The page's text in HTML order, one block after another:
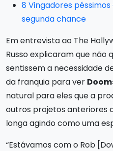
8 Vingadores
segunda chance
Em entrevista ao The
Russo explicaram que não
sentissem a necessidade
da franquia para ver
natural para eles que a
outros projetos anteriores
longa agindo como uma
“Estávamos com o Rob